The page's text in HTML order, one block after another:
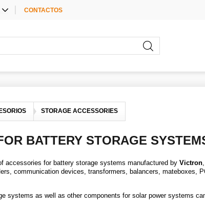
CONTACTOS
STORAGE ACCESSORIES
BATTERY STORAGE
accessories for battery storage systems manufactured by Victron,
communication devices, transformers, balancers, mateboxes,
systems as well as other components for solar power systems